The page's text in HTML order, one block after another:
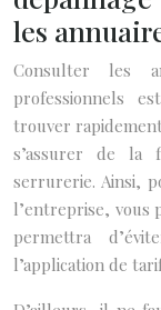
les
Consulter les
professionnels
trouver
s’assurer de la
serrurerie. Ainsi,
l’entreprise, vous
permettra
l’application de